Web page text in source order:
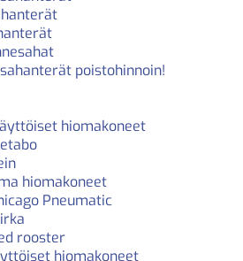
poistohinnoin!
hiomakoneet
hiomakoneet
Pneumatic
rooster
hiomakoneet